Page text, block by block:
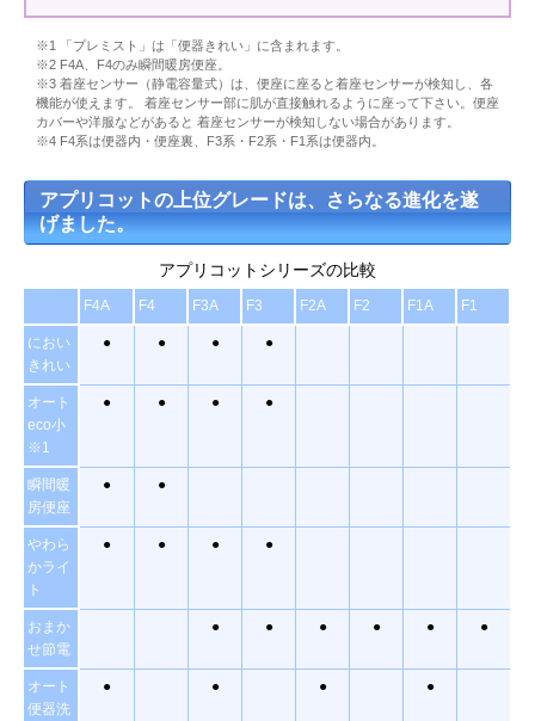
※1 「プレミスト」は「便器きれい」に含まれます。
※2 F4A、F4のみ瞬間暖房便座。
※3 着座センサー（静電容量式）は、便座に座ると着座センサーが検知し、各
機能が使えます。 着座センサー部に肌が直接触れるように座って下さい。便座
カバーや洋服などがあると 着座センサーが検知しない場合があります。
※4 F4系は便器内・便座裏、F3系・F2系・F1系は便器内。
アプリコットの上位グレードは、さらなる進化を遂
げました。
アプリコットシリーズの比較
F4A F4 F3A F3 F2A F2 F1A F1
におい
きれい
● ● ● ●
オート
eco小
※1
● ● ● ●
瞬間暖
房便座
● ●
やわら
かライ
ト
● ● ● ●
おまか
せ節電
● ● ● ● ● ●
オート
便器洗
● ● ● ●